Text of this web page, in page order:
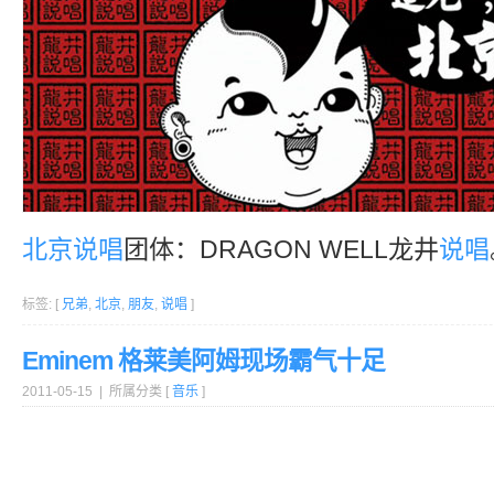
北京说唱团体：DRAGON WELL龙井说唱
标签: [ 兄弟, 北京, 朋友, 说唱 ]
Eminem 格莱美阿姆现场霸气十足
2011-05-15 | 所属分类 [ 音乐 ]